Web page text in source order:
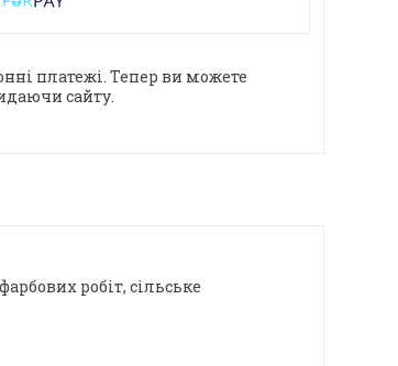
платежі. Тепер ви можете
сайту.
робіт, сільське